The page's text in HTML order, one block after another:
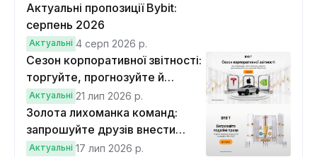
Актуальні пропозиції Bybit:
серпень 2026
Актуальні 4 серп 2026 р.
Сезон корпоративної звітності:
торгуйте, прогнозуйте й
вигравайте Cybertruck
Актуальні 21 лип 2026 р.
Золота лихоманка команд:
запрошуйте друзів внести
депозит на $100 і торгувати на
Актуальні 17 лип 2026 р.